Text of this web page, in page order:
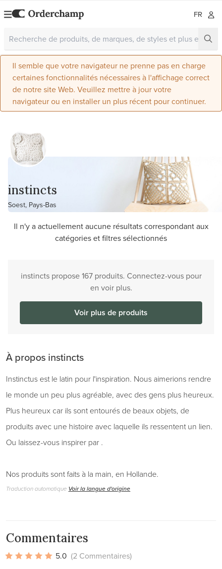
FR
Il semble que votre navigateur ne prenne pas en charge
certaines fonctionnalités nécessaires à l'affichage correct
de notre site Web. Veuillez mettre à jour votre
navigateur ou en installer un plus récent pour continuer.
instincts
Soest, Pays-Bas
Il n'y a actuellement aucune résultats correspondant aux
catégories et filtres sélectionnés
instincts propose 167 produits. Connectez-vous pour
en voir plus.
Voir plus de produits
À propos instincts
Instinctus est le latin pour l'inspiration. Nous aimerions rendre
le monde un peu plus agréable, avec des gens plus heureux.
Plus heureux car ils sont entourés de beaux objets, de
produits avec une histoire avec laquelle ils ressentent un lien.
Ou laissez-vous inspirer par .
Nos produits sont faits à la main, en Hollande.
Traduction automatique Voir la langue d'origine
Commentaires
5.0 (2 Commentaires)